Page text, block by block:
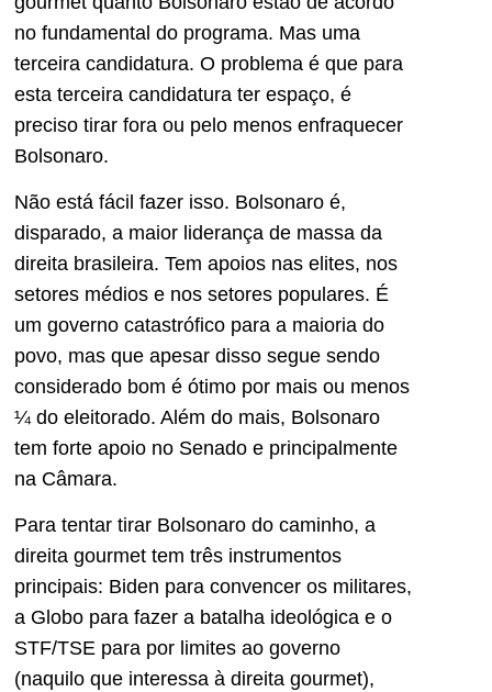
no fundamental do programa. Mas uma
terceira candidatura. O problema é que para
esta terceira candidatura ter espaço, é
preciso tirar fora ou pelo menos enfraquecer
Bolsonaro.
Não está fácil fazer isso. Bolsonaro é,
disparado, a maior liderança de massa da
direita brasileira. Tem apoios nas elites, nos
setores médios e nos setores populares. É
um governo catastrófico para a maioria do
povo, mas que apesar disso segue sendo
considerado bom é ótimo por mais ou menos
¼ do eleitorado. Além do mais, Bolsonaro
tem forte apoio no Senado e principalmente
na Câmara.
Para tentar tirar Bolsonaro do caminho, a
direita gourmet tem três instrumentos
principais: Biden para convencer os militares,
a Globo para fazer a batalha ideológica e o
STF/TSE para por limites ao governo
(naquilo que interessa à direita gourmet),